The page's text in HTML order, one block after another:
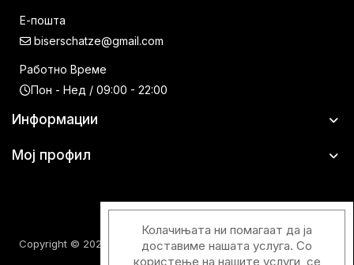
Е-пошта
biserschatze@gmail.com
Работно Време
Пон - Нед / 09:00 - 22:00
Информации
Мој профил
Copyright © 2026 Шатци Парфимерии. Сите права задржани.
Колачињата ни помагаат да ја
доставиме нашата услуга. Со
користење на нашите услуги, се